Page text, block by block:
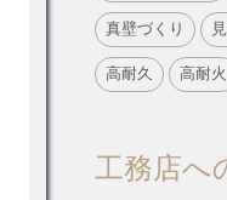
真壁づくり
高耐久 高耐火
工務店へ